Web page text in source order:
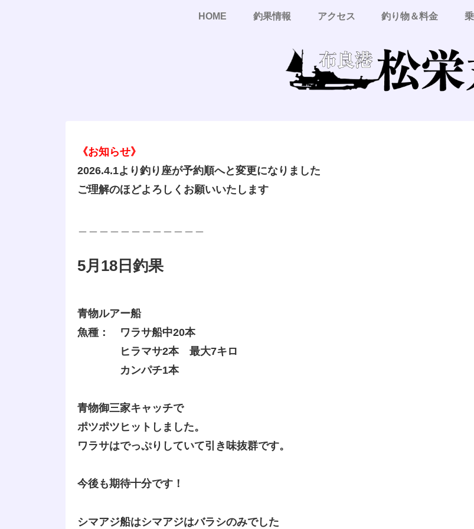
HOME 釣果情報 アクセス 釣り物＆料金
《お知らせ》
2026.4.1より釣り座が予約順へと変更になりました
ご理解のほどよろしくお願いいたします
5月18日釣果
青物ルアー船
魚種： ワラサ船中20本
ヒラマサ2本 最大7キロ
カンパチ1本
青物御三家キャッチで
ポツポツヒットしました。
ワラサはでっぷりしていて引き味抜群です。
今後も期待十分です！
シマアジ船はシマアジはバラシのみでした